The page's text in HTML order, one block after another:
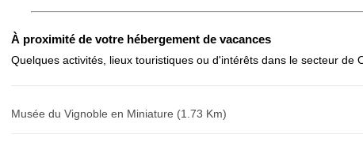
Avis sur l'établissement :
À proximité de votre hébergement de vacances
Quelques activités, lieux touristiques ou d'intérêts dans le secteur de
Musée du Vignoble en Miniature (1.73 Km)